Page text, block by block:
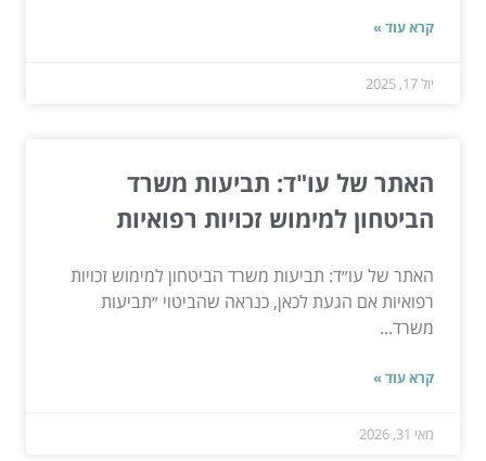
קרא עוד »
יול 17, 2025
האתר של עו"ד: תביעות משרד
הביטחון למימוש זכויות רפואיות
האתר של עו״ד: תביעות משרד הביטחון למימוש זכויות
רפואיות אם הגעת לכאן, כנראה שהביטוי ״תביעות
משרד...
קרא עוד »
מאי 31, 2026